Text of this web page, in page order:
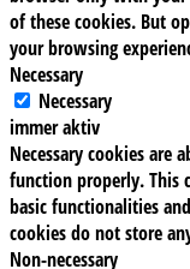
of these cookies. But
your browsing
Necessary
Necessary
immer aktiv
Necessary cookies are
function properly. This
basic functionalities
cookies do not store
Non-necessary